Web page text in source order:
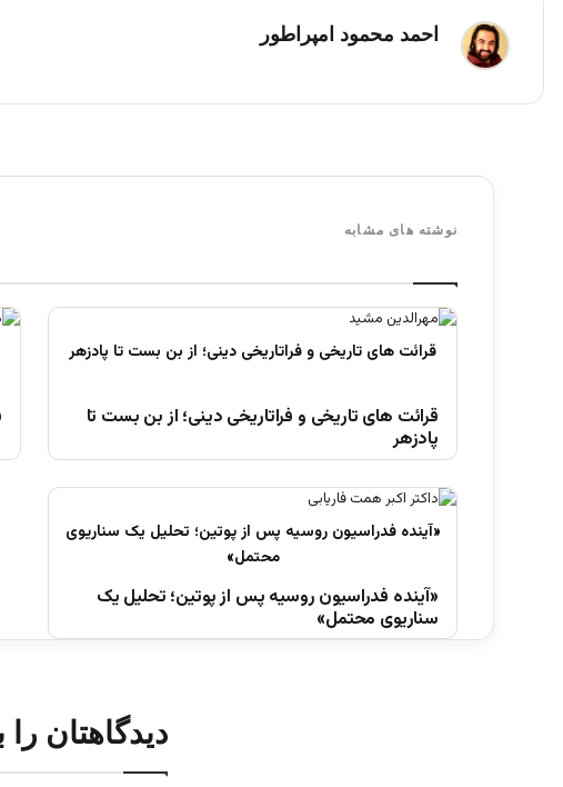
احمد محمود امپراطور
نوشته های مشابه
قرائت های تاریخی و فراتاریخی دینی؛ از بن بست تا
پادزهر
«آینده فدراسیون روسیه پس از پوتین؛ تحلیل یک
سناریوی محتمل»
دیدگاهتان را